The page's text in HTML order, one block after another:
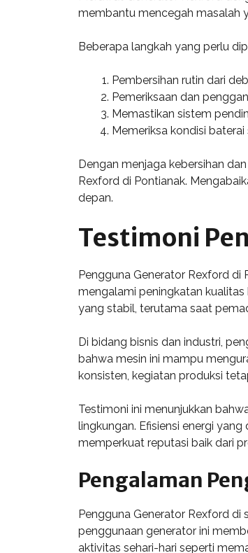
membantu mencegah masalah
Beberapa langkah yang perlu
Pembersihan rutin dari
Pemeriksaan dan
Memastikan sistem
Memeriksa kondisi
Dengan menjaga kebersihan
Rexford di Pontianak.
depan.
Testimoni
Pengguna Generator Rexford
mengalami peningkatan
yang stabil, terutama saat
Di bidang bisnis dan industri,
bahwa mesin ini mampu
konsisten, kegiatan produksi
Testimoni ini menunjukkan
lingkungan. Efisiensi energi
memperkuat reputasi baik dari
Pengalaman
Pengguna Generator Rexford
penggunaan generator ini
aktivitas sehari-hari seperti